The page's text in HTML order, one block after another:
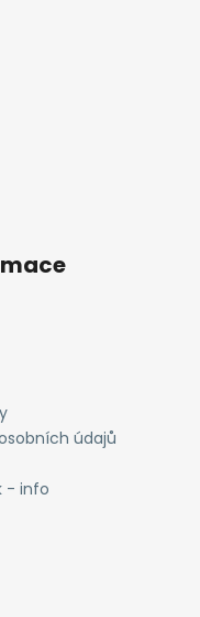
údajů
- info